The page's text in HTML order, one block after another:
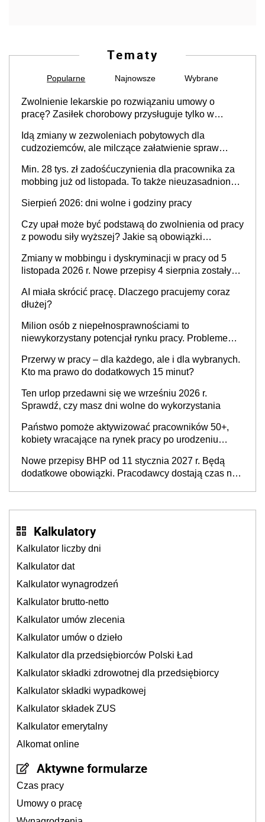
Tematy
Popularne Najnowsze Wybrane
Zwolnienie lekarskie po rozwiązaniu umowy o
pracę? Zasiłek chorobowy przysługuje tylko w
stosunku pracy
Idą zmiany w zezwoleniach pobytowych dla
cudzoziemców, ale milczące załatwienie spraw
Min. 28 tys. zł zadośćuczynienia dla pracownika za
mobbing już od listopada. To także nieuzasadniona
Sierpień 2026: dni wolne i godziny pracy
Czy upał może być podstawą do zwolnienia od pracy
z powodu siły wyższej? Jakie są obowiązki
Zmiany w mobbingu i dyskryminacji w pracy od 5
listopada 2026 r. Nowe przepisy 4 sierpnia zostały
AI miała skrócić pracę. Dlaczego pracujemy coraz
dłużej?
Milion osób z niepełnosprawnościami to
niewykorzystany potencjał rynku pracy. Problemem
refundacji, ale bariery po stronie systemu i
świadomości pracodawców [WYWIAD]
Przerwy w pracy – dla każdego, ale i dla wybranych.
Kto ma prawo do dodatkowych 15 minut?
Ten urlop przedawni się we wrześniu 2026 r.
Sprawdź, czy masz dni wolne do wykorzystania
Państwo pomoże aktywizować pracowników 50+,
kobiety wracające na rynek pracy po urodzeniu
neuroatypowe. Powstanie Fundusz na rzecz
Inkluzywności w Zatrudnianiu?
Nowe przepisy BHP od 11 stycznia 2027 r. Będą
dodatkowe obowiązki. Pracodawcy dostają czas na
Kalkulatory
Kalkulator liczby dni
Kalkulator dat
Kalkulator wynagrodzeń
Kalkulator brutto-netto
Kalkulator umów zlecenia
Kalkulator umów o dzieło
Kalkulator dla przedsiębiorców Polski Ład
Kalkulator składki zdrowotnej dla przedsiębiorcy
Kalkulator składki wypadkowej
Kalkulator składek ZUS
Kalkulator emerytalny
Alkomat online
Aktywne formularze
Czas pracy
Umowy o pracę